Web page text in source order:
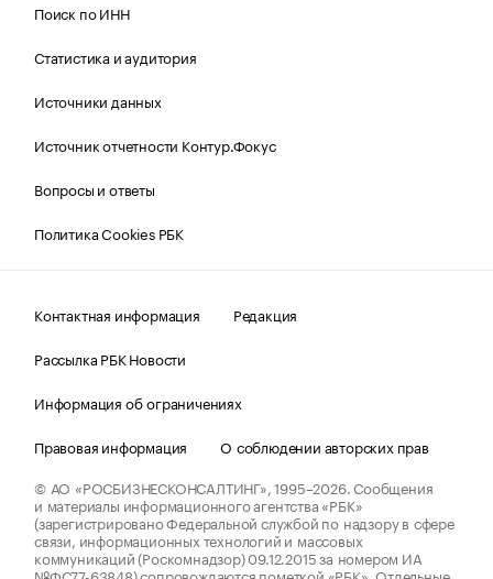
Поиск по ИНН
Статистика и аудитория
Источники данных
Источник отчетности Контур.Фокус
Вопросы и ответы
Политика Cookies РБК
Контактная информация
Редакция
Рассылка РБК Новости
Информация об ограничениях
Правовая информация
О соблюдении авторских прав
© АО «РОСБИЗНЕСКОНСАЛТИНГ»,1995–2026.Сообщения
и материалы информационного агентства «РБК»
(зарегистрировано Федеральной службой по надзору в сфере
связи, информационных технологий и массовых
коммуникаций (Роскомнадзор) 09.12.2015 за номером ИА